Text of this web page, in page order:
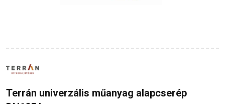
Terrán univerzális műanyag alapcserép